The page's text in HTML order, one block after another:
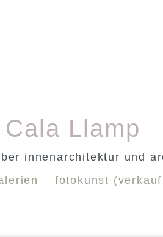
Llamp
innenarchitektur und
fotokunst